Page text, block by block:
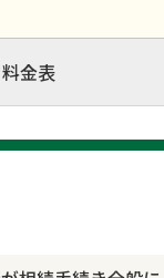
料金表